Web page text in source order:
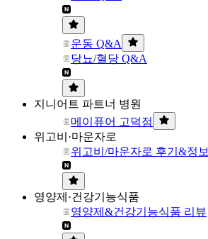
운동 Q&A
당뇨/혈당 Q&A
지니어트 파트너 병원
메이퓨어 고덕점
위고비·마운자로
위고비/마운자로 후기&정보
영양제·건강기능식품
영양제&건강기능식품 리뷰